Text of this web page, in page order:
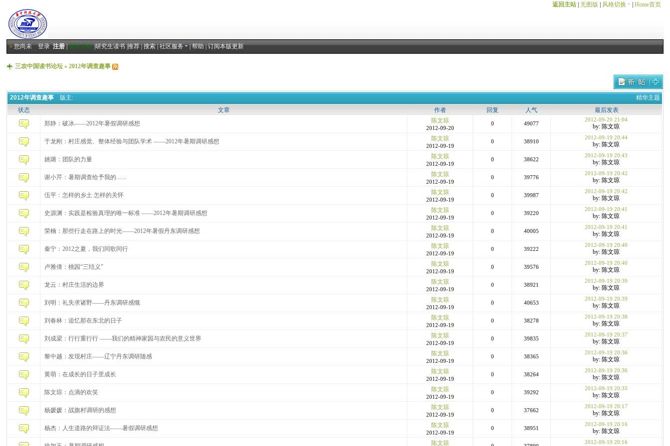
返回主站| 无图版 风格切换 Home首页
»您尚未登录 注册|返回主站|研究生读书|推荐|搜索|社区服务 |帮助|订阅本版更新
三农中国读书论坛 »2012年调查趣事
精华主题
2012年调查趣事 版主:
状态
文章 作者 回复 人气
最后发表
郑静：破冰——2012年暑假调研感想
陈文琼
2012-09-20
0 49077
2012-09-20 21:04
by: 陈文琼
于龙刚：村庄感觉、整体经验与团队学术 ——2012年暑期调研感想 陈文琼
2012-09-19
0 38910
2012-09-19 20:44
by: 陈文琼
姚璐：团队的力量 陈文琼
2012-09-19
0 38622
2012-09-19 20:43
by: 陈文琼
谢小芹：暑期调查给予我的....... 陈文琼
2012-09-19
0 39776
2012-09-19 20:42
by: 陈文琼
伍平：怎样的乡土 怎样的关怀 陈文琼
2012-09-19
0 39987
2012-09-19 20:42
by: 陈文琼
史源渊：实践是检验真理的唯一标准 ——2012年暑期调研感想 陈文琼
2012-09-19
0 39220
2012-09-19 20:41
by: 陈文琼
荣楠：那些行走在路上的时光——2012年暑假丹东调研感想 陈文琼
2012-09-19
0 40005
2012-09-19 20:41
by: 陈文琼
秦宁：2012之夏，我们同歌同行 陈文琼
2012-09-19
0 39222
2012-09-19 20:40
by: 陈文琼
卢雅倩：桃园“三结义” 陈文琼
2012-09-19
0 39576
2012-09-19 20:40
by: 陈文琼
龙云：村庄生活的边界 陈文琼
2012-09-19
0 38921
2012-09-19 20:39
by: 陈文琼
刘明：礼失求诸野——丹东调研感慨 陈文琼
2012-09-19
0 40653
2012-09-19 20:39
by: 陈文琼
刘春林：追忆那在东北的日子 陈文琼
2012-09-19
0 38278
2012-09-19 20:38
by: 陈文琼
刘成梁：行行重行行 ——我们的精神家园与农民的意义世界 陈文琼
2012-09-19
0 39835
2012-09-19 20:37
by: 陈文琼
黎中越：发现村庄——辽宁丹东调研随感 陈文琼
2012-09-19
0 38365
2012-09-19 20:36
by: 陈文琼
黄萌：在成长的日子里成长 陈文琼
2012-09-19
0 38264
2012-09-19 20:36
by: 陈文琼
陈文琼：点滴的欢笑 陈文琼
2012-09-19
0 39292
2012-09-19 20:35
by: 陈文琼
杨媛媛：战旗村调研的感想 陈文琼
2012-09-19
0 37662
2012-09-19 20:17
by: 陈文琼
杨杰：人生道路的辩证法——暑假调研感想 陈文琼
2012-09-19
0 38951
2012-09-19 20:16
by: 陈文琼
陈文琼 2012-09-19 20:16